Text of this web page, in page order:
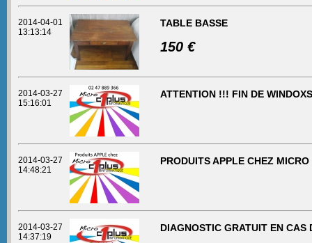
2014-04-01
13:13:14
TABLE BASSE
150 €
2014-03-27
15:16:01
ATTENTION !!! FIN DE
2014-03-27
14:48:21
PRODUITS APPLE CHEZ
2014-03-27
14:37:19
DIAGNOSTIC GRATUIT EN CAS